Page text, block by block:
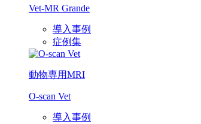
Vet-MR Grande
導入事例
症例集
動物専用MRI
O-scan Vet
導入事例